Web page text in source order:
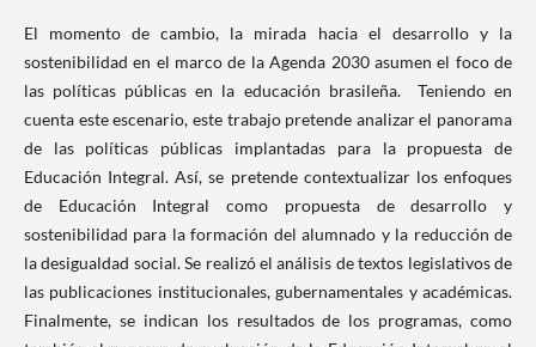
El momento de cambio, la mirada hacia el desarrollo y la
sostenibilidad en el marco de la Agenda 2030 asumen el foco de
las políticas públicas en la educación brasileña. Teniendo en
cuenta este escenario, este trabajo pretende analizar el panorama
de las políticas públicas implantadas para la propuesta de
Educación Integral. Así, se pretende contextualizar los enfoques
de Educación Integral como propuesta de desarrollo y
sostenibilidad para la formación del alumnado y la reducción de
la desigualdad social. Se realizó el análisis de textos legislativos de
las publicaciones institucionales, gubernamentales y académicas.
Finalmente, se indican los resultados de los programas, como